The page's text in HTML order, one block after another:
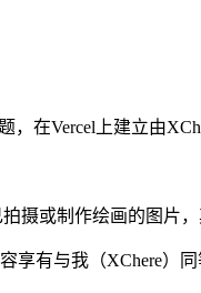
，在Vercel上建立由
摄或制作绘画的图片
享有与我（XChere）